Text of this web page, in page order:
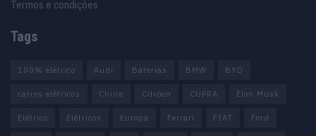
Termos e condições
Tags
100% elétrico Audi Baterias BMW BYD
carros elétricos China Citröen CUPRA Elon Musk
Elétrico Elétricos Europa Ferrari FIAT Ford